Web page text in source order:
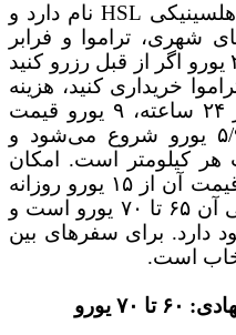
سیستم حمل و نقل عمومی هلسینیکی HSL نام دارد و
شهری، تراموا و فرابر
است. بلیط های تک سفره ۲/۹ یورو اگر از قبل رزرو کنید
خریداری کنید، هزینه
دارند. کارت‌های عبور و مرور ۲۴ ساعته، ۹ یورو قیمت
دارند. کرایه‌ی تاکسی‌ها از ۵/۹ یورو شروع می‌شود و
۱/۵۵ یورو بابت هر کیلومتر است. امکان
کرایه‌ی دوچرخه وجود دارد و قیمت آن از ۱۵ یورو روزانه
شروع می‌شود. کرایه‌ی هفتگی آن ۶۵ تا ۷۰ یورو است و
دارد. برای سفرهای بین
است.
یورو